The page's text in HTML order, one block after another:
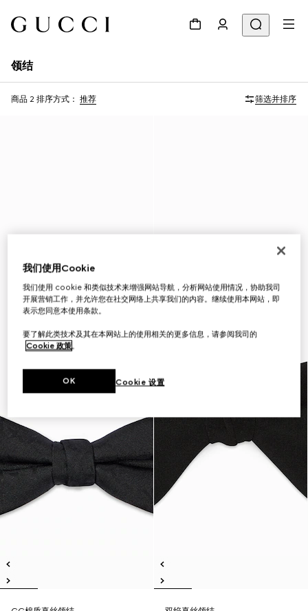
领结
商品 2 排序方式： 推荐 筛选并排序
我们使用Cookie
我们使用 cookie 和类似技术来增强网站导航，分析网站使用情况，协助我司
开展营销工作，并允许您在社交网络上共享我们的内容。继续使用本网站，即
表示您同意本使用条款。
要了解此类技术及其在本网站上的使用相关的更多信息，请参阅我司的
Cookie 政策。
Cookie 设置
OK